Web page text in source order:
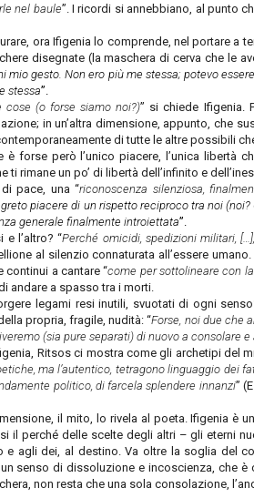
nel baule”. I ricordi si annebbiano, al punto
ora Ifigenia lo comprende, nel portare a
disegnate (la maschera di cerva che le
gesto. Non ero più me stessa; potevo essere
stessa”.
cose (o forse siamo noi?)” si chiede Ifigenia.
in un’altra dimensione, appunto, che
di tutte le altre possibili
forse però l’unico piacere, l’unica libertà
rimane un po’ di libertà dell’infinito e
pace, una “riconoscenza silenziosa,
piacere di un rispetto reciproco tra noi
generale finalmente introiettata”.
l’altro? “Perché omicidi, spedizioni militari,
al silenzio connaturata all’essere
continui a cantare “come per sottolineare con
andare a spasso tra i morti.
legami resi inutili, svuotati di ogni
propria, fragile, nudità: “Forse, noi due che
(sia pure separati) di nuovo a consolare
Ritsos ci mostra come gli archetipi del
ma l’autentico, tetragono linguaggio dei
politico, di farcela splendere innanzi”
il mito, lo rivela al poeta. Ifigenia è
il perché delle scelte degli altri – gli eterni
agli dei, al destino. Va oltre la soglia del
senso di dissoluzione e incoscienza, che
non resta che una sola consolazione,